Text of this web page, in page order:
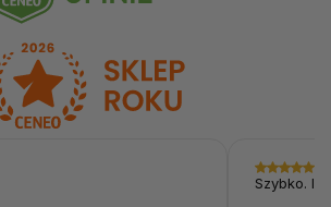
Szybko. I